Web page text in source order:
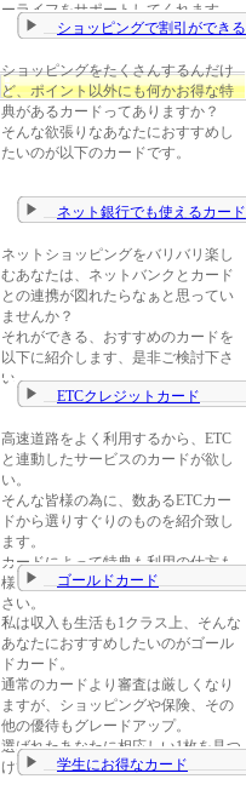
ーライフをサポートしてくれます。
ショッピングで割引ができる
ショッピングをたくさんするんだけ
ど、ポイント以外にも何かお得な特
典があるカードってありますか？
そんな欲張りなあなたにおすすめし
たいのが以下のカードです。
ネット銀行でも使えるカード
ネットショッピングをバリバリ楽し
むあなたは、ネットバンクとカード
との連携が図れたらなぁと思ってい
ませんか？
それができる、おすすめのカードを
以下に紹介します、是非ご検討下さ
い。
ETCクレジットカード
高速道路をよく利用するから、ETC
と連動したサービスのカードが欲し
い。
そんな皆様の為に、数あるETCカー
ドから選りすぐりのものを紹介致し
ます。
カードによって特典も利用の仕方も
様々、あなたのベストを見つけて下
さい。
ゴールドカード
私は収入も生活も1クラス上、そんな
あなたにおすすめしたいのがゴール
ドカード。
通常のカードより審査は厳しくなり
ますが、ショッピングや保険、その
他の優待もグレードアップ。
選ばれたあなたに相応しい1枚を見つ
けて下さい。学生にお得なカード